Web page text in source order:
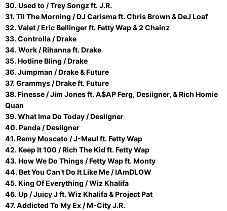
30. Used to / Trey Songz ft. J.R.
31. Til The Morning / DJ Carisma ft. Chris Brown & DeJ Loaf
32. Valet / Eric Bellinger ft. Fetty Wap & 2 Chainz
33. Controlla / Drake
34. Work / Rihanna ft. Drake
35. Hotline Bling / Drake
36. Jumpman / Drake & Future
37. Grammys / Drake ft. Future
38. Finesse / Jim Jones ft. A$AP Ferg, Desiigner, & Rich Homie
Quan
39. What Ima Do Today / Desiigner
40. Panda / Desiigner
41. Remy Moscato / J-Maul ft. Fetty Wap
42. Keep It 100 / Rich The Kid ft. Fetty Wap
43. How We Do Things / Fetty Wap ft. Monty
44. Bet You Can’t Do It Like Me / IAmDLOW
45. King Of Everything / Wiz Khalifa
46. Up / Juicy J ft. Wiz Khalifa & Project Pat
47. Addicted To My Ex / M-City J.R.